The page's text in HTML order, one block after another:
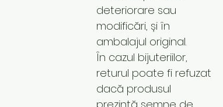
deteriorare sau
modificări, și în
ambalajul original.
În cazul bijuteriilor,
returul poate fi refuzat
dacă produsul